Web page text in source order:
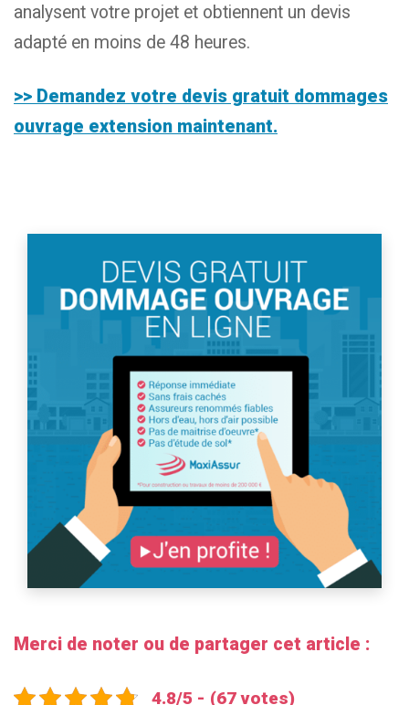
analysent votre projet et obtiennent un devis
adapté en moins de 48 heures.
>> Demandez votre devis gratuit dommages
ouvrage extension maintenant.
Merci de noter ou de partager cet article :
4.8/5 - (67 votes)